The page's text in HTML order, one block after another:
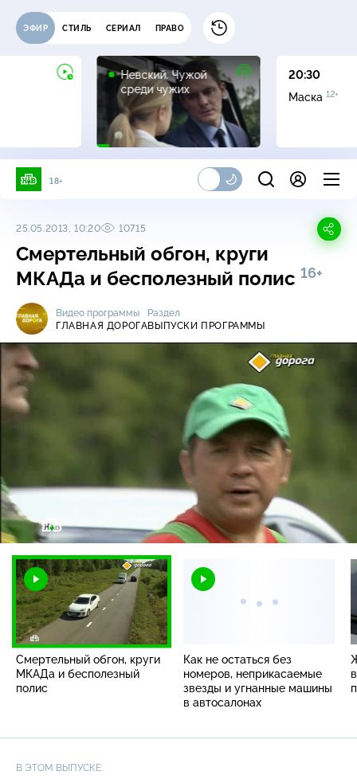
ЭФИР СТИЛЬ СЕРИАЛ ПРАВО
Невский. Чужой
среди чужих
16+
20:30
Маска 12+
18+
25.05.2013, 10:20 10715
Смертельный обгон, круги
МКАДа и бесполезный полис 16+
Видео программы
ГЛАВНАЯ ДОРОГА
Раздел
ВЫПУСКИ ПРОГРАММЫ
/
Загрузка
3.32%
Смертельный обгон, круги
МКАДа и бесполезный
полис
Как не остаться без
номеров, неприкасаемые
звезды и угнанные машины
в автосалонах
В ЭТОМ ВЫПУСКЕ: